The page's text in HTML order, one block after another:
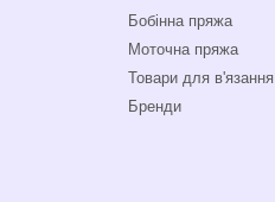
Бобінна пряжа
Моточна пряжа
Товари для в'язання
Бренди